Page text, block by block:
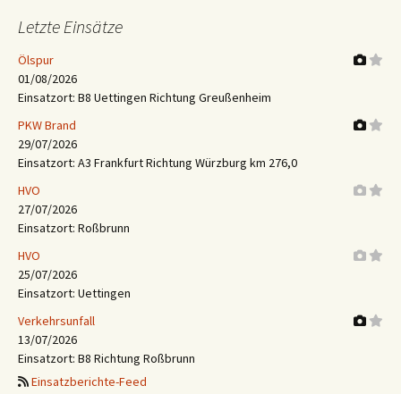
Letzte Einsätze
Ölspur
01/08/2026
Einsatzort: B8 Uettingen Richtung Greußenheim
PKW Brand
29/07/2026
Einsatzort: A3 Frankfurt Richtung Würzburg km 276,0
HVO
27/07/2026
Einsatzort: Roßbrunn
HVO
25/07/2026
Einsatzort: Uettingen
Verkehrsunfall
13/07/2026
Einsatzort: B8 Richtung Roßbrunn
Einsatzberichte-Feed